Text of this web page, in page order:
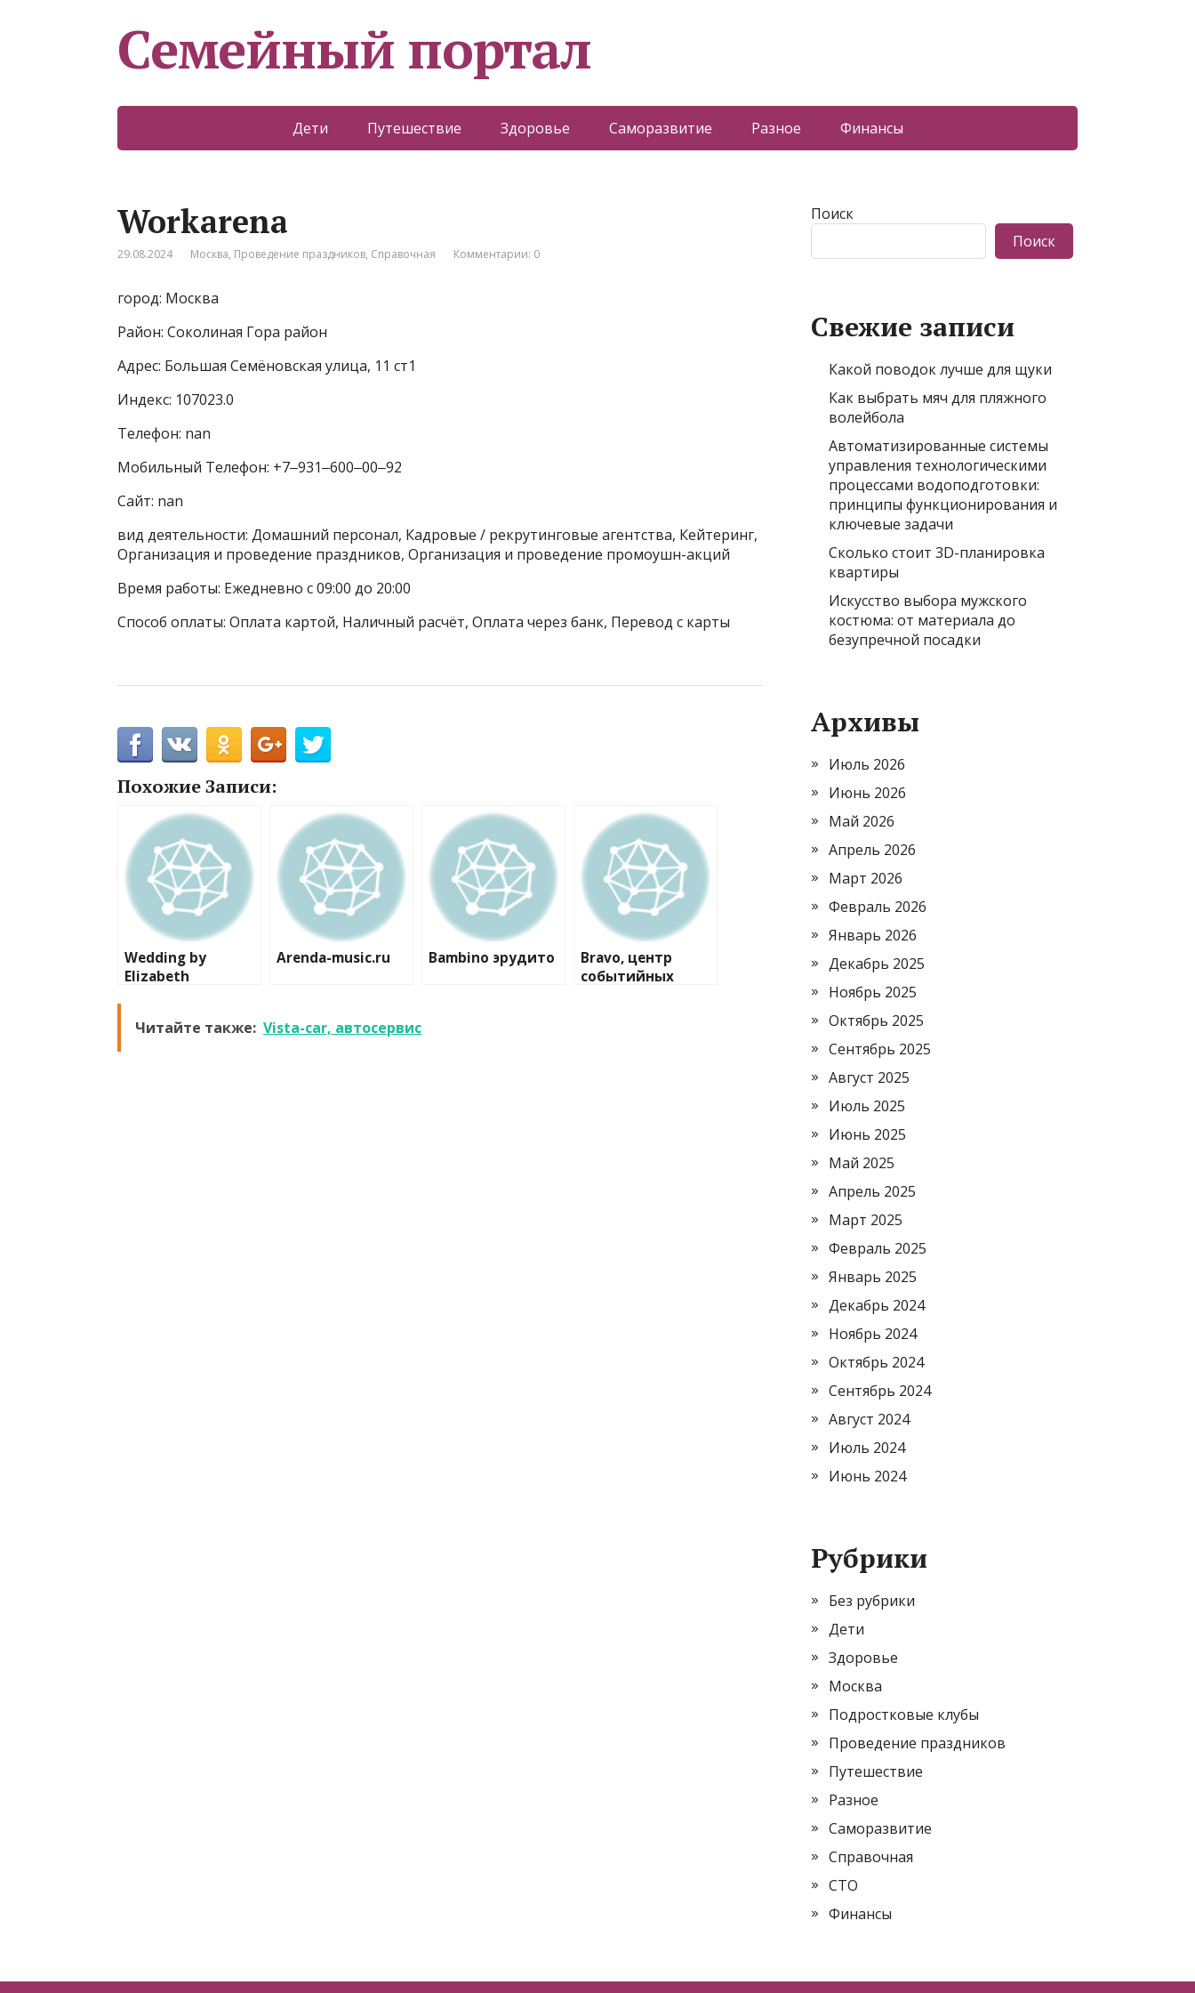
Семейный портал
Дети Путешествие Здоровье Саморазвитие Разное Финансы
Workarena
29.08.2024 Москва, Проведение праздников, Справочная Комментарии: 0
город: Москва
Район: Соколиная Гора район
Адрес: Большая Семёновская улица, 11 ст1
Индекс: 107023.0
Телефон: nan
Мобильный Телефон: +7‒931‒600‒00‒92
Сайт: nan
вид деятельности: Домашний персонал, Кадровые / рекрутинговые агентства, Кейтеринг,
Организация и проведение праздников, Организация и проведение промоушн-акций
Время работы: Ежедневно с 09:00 до 20:00
Способ оплаты: Оплата картой, Наличный расчёт, Оплата через банк, Перевод с карты
Похожие Записи:
Wedding by
Elizabeth
Arenda-music.ru Bambino эрудито
Bravo, центр
событийных
Читайте также: Vista-car, автосервис
Поиск
Поиск
Свежие записи
Какой поводок лучше для щуки
Как выбрать мяч для пляжного
волейбола
Автоматизированные системы
управления технологическими
процессами водоподготовки:
принципы функционирования и
ключевые задачи
Сколько стоит 3D-планировка
квартиры
Искусство выбора мужского
костюма: от материала до
безупречной посадки
Архивы
Июль 2026
Июнь 2026
Май 2026
Апрель 2026
Март 2026
Февраль 2026
Январь 2026
Декабрь 2025
Ноябрь 2025
Октябрь 2025
Сентябрь 2025
Август 2025
Июль 2025
Июнь 2025
Май 2025
Апрель 2025
Март 2025
Февраль 2025
Январь 2025
Декабрь 2024
Ноябрь 2024
Октябрь 2024
Сентябрь 2024
Август 2024
Июль 2024
Июнь 2024
Рубрики
Без рубрики
Дети
Здоровье
Москва
Подростковые клубы
Проведение праздников
Путешествие
Разное
Саморазвитие
Справочная
СТО
Финансы